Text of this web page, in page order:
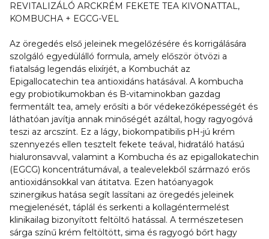
REVITALIZÁLÓ ARCKRÉM FEKETE TEA KIVONATTAL,
KOMBUCHA + EGCG-VEL
Az öregedés első jeleinek megelőzésére és korrigálására
szolgáló egyedülálló formula, amely először ötvözi a
fiatalság legendás elixírjét, a Kombuchát az
Epigallocatechin tea antioxidáns hatásával. A kombucha
egy probiotikumokban és B-vitaminokban gazdag
fermentált tea, amely erősíti a bőr védekezőképességét és
láthatóan javítja annak minőségét azáltal, hogy ragyogóvá
teszi az arcszínt. Ez a lágy, biokompatibilis pH-jú krém
szennyezés ellen tesztelt fekete teával, hidratáló hatású
hialuronsavval, valamint a Kombucha és az epigallokatechin
(EGCG) koncentrátumával, a tealevelekből származó erős
antioxidánsokkal van átitatva. Ezen hatóanyagok
szinergikus hatása segít lassítani az öregedés jeleinek
megjelenését, táplál és serkenti a kollagéntermelést
klinikailag bizonyított feltöltő hatással. A természetesen
sárga színű krém feltöltött, sima és ragyogó bőrt hagy